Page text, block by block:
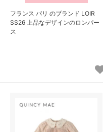
フランス パリ のブランド LOIR
SS26 上品なデザインのロンパー
ス